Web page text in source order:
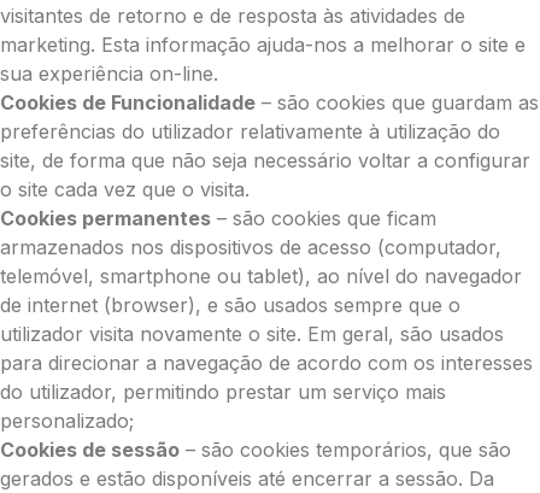
visitantes de retorno e de resposta às atividades de
marketing. Esta informação ajuda-nos a melhorar o site e
sua experiência on-line.
Cookies de Funcionalidade – são cookies que guardam as
preferências do utilizador relativamente à utilização do
site, de forma que não seja necessário voltar a configurar
o site cada vez que o visita.
Cookies permanentes – são cookies que ficam
armazenados nos dispositivos de acesso (computador,
telemóvel, smartphone ou tablet), ao nível do navegador
de internet (browser), e são usados sempre que o
utilizador visita novamente o site. Em geral, são usados
para direcionar a navegação de acordo com os interesses
do utilizador, permitindo prestar um serviço mais
personalizado;
Cookies de sessão – são cookies temporários, que são
gerados e estão disponíveis até encerrar a sessão. Da